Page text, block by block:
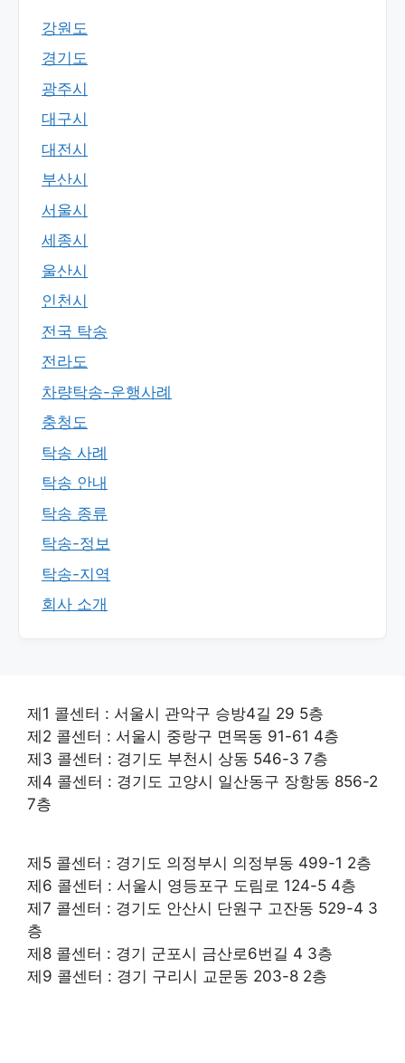
강원도
경기도
광주시
대구시
대전시
부산시
서울시
세종시
울산시
인천시
전국 탁송
전라도
차량탁송-운행사례
충청도
탁송 사례
탁송 안내
탁송 종류
탁송-정보
탁송-지역
회사 소개
제1 콜센터 : 서울시 관악구 승방4길 29 5층
제2 콜센터 : 서울시 중랑구 면목동 91-61 4층
제3 콜센터 : 경기도 부천시 상동 546-3 7층
제4 콜센터 : 경기도 고양시 일산동구 장항동 856-2
7층
제5 콜센터 : 경기도 의정부시 의정부동 499-1 2층
제6 콜센터 : 서울시 영등포구 도림로 124-5 4층
제7 콜센터 : 경기도 안산시 단원구 고잔동 529-4 3
층
제8 콜센터 : 경기 군포시 금산로6번길 4 3층
제9 콜센터 : 경기 구리시 교문동 203-8 2층